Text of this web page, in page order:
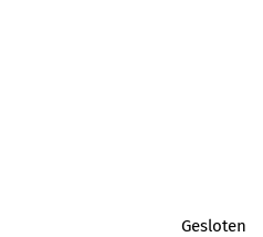
Gesloten